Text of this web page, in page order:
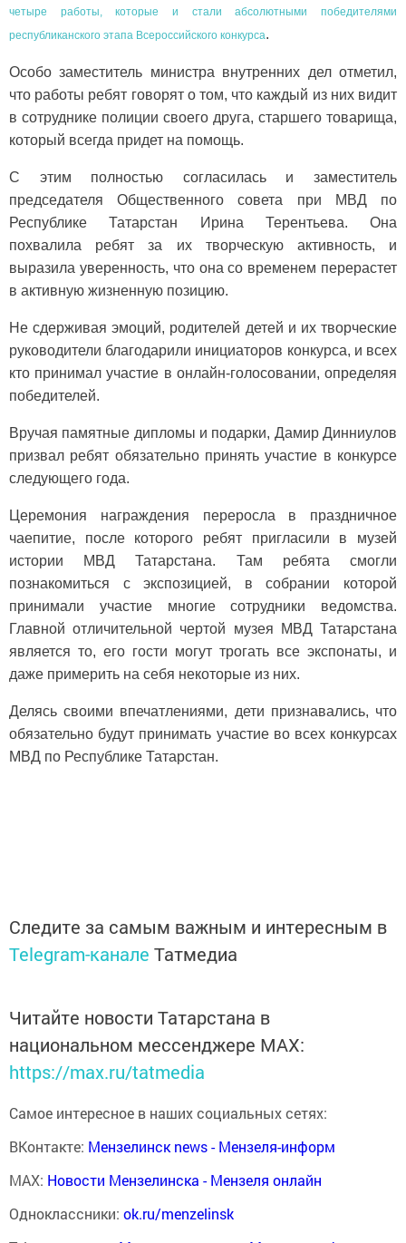
четыре работы, которые и стали абсолютными победителями
республиканского этапа Всероссийского конкурса.
Особо заместитель министра внутренних дел отметил,
что работы ребят говорят о том, что каждый из них видит
в сотруднике полиции своего друга, старшего товарища,
который всегда придет на помощь.
С этим полностью согласилась и заместитель
председателя Общественного совета при МВД по
Республике Татарстан Ирина Терентьева. Она
похвалила ребят за их творческую активность, и
выразила уверенность, что она со временем перерастет
в активную жизненную позицию.
Не сдерживая эмоций, родителей детей и их творческие
руководители благодарили инициаторов конкурса, и всех
кто принимал участие в онлайн-голосовании, определяя
победителей.
Вручая памятные дипломы и подарки, Дамир Динниулов
призвал ребят обязательно принять участие в конкурсе
следующего года.
Церемония награждения переросла в праздничное
чаепитие, после которого ребят пригласили в музей
истории МВД Татарстана. Там ребята смогли
познакомиться с экспозицией, в собрании которой
принимали участие многие сотрудники ведомства.
Главной отличительной чертой музея МВД Татарстана
является то, его гости могут трогать все экспонаты, и
даже примерить на себя некоторые из них.
Делясь своими впечатлениями, дети признавались, что
обязательно будут принимать участие во всех конкурсах
МВД по Республике Татарстан.
Следите за самым важным и интересным в
Telegram-канале Татмедиа
Читайте новости Татарстана в
национальном мессенджере MАХ:
https://max.ru/tatmedia
Самое интересное в наших социальных сетях:
ВКонтакте: Мензелинск news - Мензеля-информ
MAX: Новости Мензелинска - Мензеля онлайн
Одноклассники: ok.ru/menzelinsk